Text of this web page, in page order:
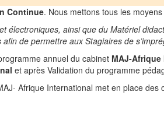
Continue. Nous mettons tous les
électroniques, ainsi que du Matériel
de permettre aux Stagiaires de
annuel du cabinet MAJ-
et après Validation du programme
Afrique International met en place des